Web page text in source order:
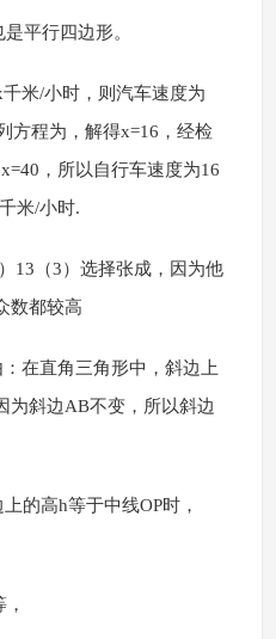
平行四边形。
米/小时，则汽车速度为
方程为，解得x=16，经检
，所以自行车速度为16
米/小时.
13（3）选择张成，因为他
数都较高
在直角三角形中，斜边上
为斜边AB不变，所以斜边
的高h等于中线OP时，